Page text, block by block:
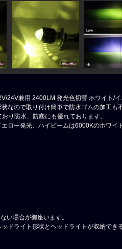
24V兼用 2400LM 発光色切替 ホワイト/イ
なので取り付け簡単で防水ゴムの加工も
り防水、防塵にも優れております。
ロー発光、ハイビームは6000Kのホワイ
い場合が御座います。
ドライト形状とヘッドライトが収納でき